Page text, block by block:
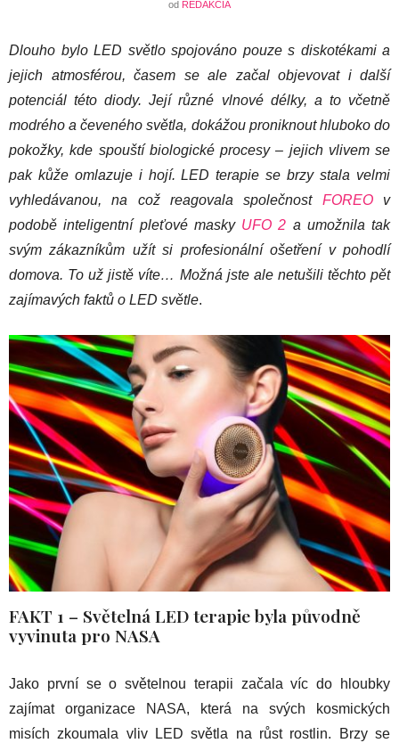
od REDAKCIA
Dlouho bylo LED světlo spojováno pouze s diskotékami a
jejich atmosférou, časem se ale začal objevovat i další
potenciál této diody. Její různé vlnové délky, a to včetně
modrého a čeveného světla, dokážou proniknout hluboko do
pokožky, kde spouští biologické procesy – jejich vlivem se
pak kůže omlazuje i hojí. LED terapie se brzy stala velmi
vyhledávanou, na což reagovala společnost FOREOv
podobě inteligentní pleťové masky UFO 2 a umožnila tak
svým zákazníkům užít si profesionální ošetření v pohodlí
domova. To už jistě víte… Možná jste ale netušili těchto pět
zajímavých faktů o LED světle.
FAKT 1 – Světelná LED terapie byla původně
vyvinuta pro NASA
Jako první se o světelnou terapii začala víc do hloubky
zajímat organizace NASA, která na svých kosmických
misích zkoumala vliv LED světla na růst rostlin. Brzy se